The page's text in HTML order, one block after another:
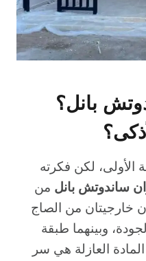
بانل؟
الأولى، لكن فكرته
ساندوتش بانل من
خارجيتان من الصاج
وبينهما طبقة
العازلة هي سر